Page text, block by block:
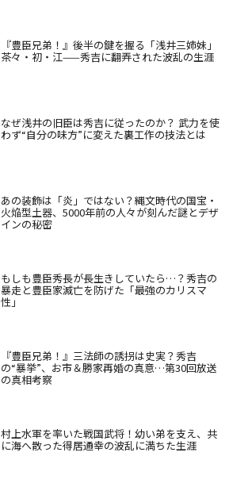
『豊臣兄弟！』後半の鍵を握る「浅井三姉妹」
茶々・初・江——秀吉に翻弄された波乱の生涯
なぜ浅井の旧臣は秀吉に従ったのか？ 武力を使
わず“自分の味方”に変えた裏工作の技法とは
あの装飾は「炎」ではない？縄文時代の国宝・
火焔型土器、5000年前の人々が刻んだ謎とデザ
インの秘密
もしも豊臣秀長が長生きしていたら…？秀吉の
暴走と豊臣家滅亡を防げた「最強のカリスマ
性」
『豊臣兄弟！』三法師の誘拐は史実？秀吉
の“暴挙”、お市＆勝家再婚の真意…第30回放送
の真相考察
村上水軍を率いた戦国武将！幼い弟を支え、共
に海へ散った得居通幸の波乱に満ちた生涯